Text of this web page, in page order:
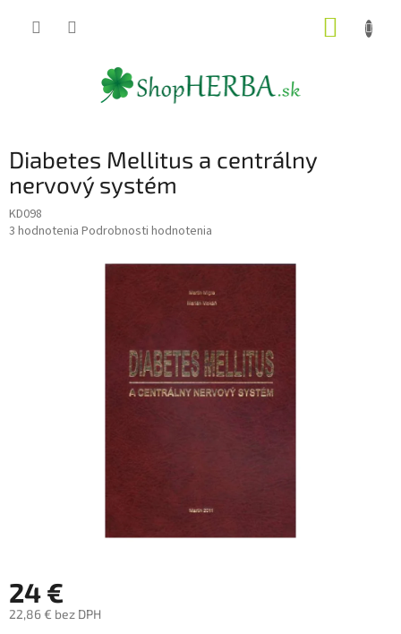
Diabetes Mellitus a centrálny
nervový systém
KD098
Priemerné
3 hodnotenia Podrobnosti hodnotenia
24 €
22,86 € bez DPH